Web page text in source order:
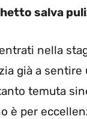
salva
nella
già a sentire
temuta
è per